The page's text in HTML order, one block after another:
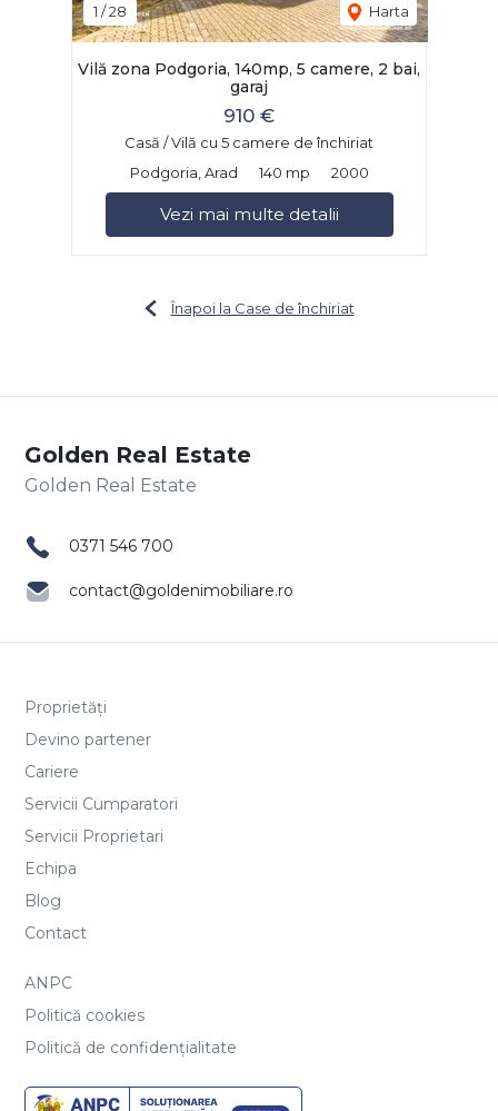
1 /28 Harta
Vilă zona Podgoria, 140mp, 5 camere, 2 bai,
garaj
910 €
Casă / Vilă cu 5 camere de închiriat
Podgoria, Arad
140 mp 2000
Vezi mai multe detalii
Înapoi la Case de închiriat
Golden Real Estate
0371 546 700
contact@goldenimobiliare.ro
Proprietăți
Devino partener
Cariere
Servicii Cumparatori
Servicii Proprietari
Echipa
Blog
Contact
ANPC
Politică cookies
Politică de confidențialitate